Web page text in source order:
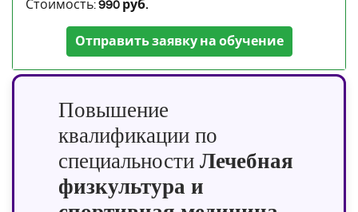
Стоимость:990 руб.
Отправить заявку на обучение
Повышение
квалификации по
специальности Лечебная
физкультура и